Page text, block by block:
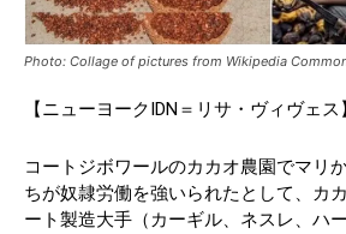
Photo: Collage of pictures from Wikipedia
【ニューヨークIDN＝リサ・ヴィヴェス】
コートジボワールのカカオ農園でマリ
ちが奴隷労働を強いられたとして、カ
ート製造大手（カーギル、ネスレ、ハ